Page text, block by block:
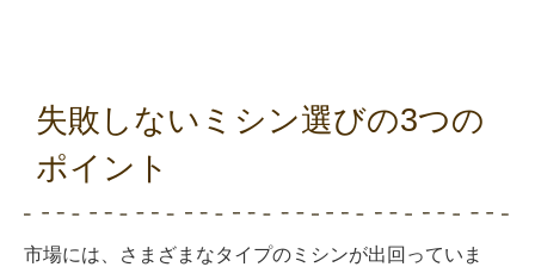
失敗しないミシン選びの3つの
ポイント
市場には、さまざまなタイプのミシンが出回っていま